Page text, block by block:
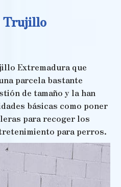
Trujillo
Extremadura que
parcela bastante
de tamaño y la han
básicas como poner
para recoger los
para perros.